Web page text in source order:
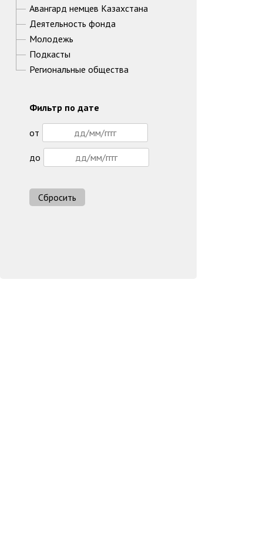
Авангард немцев Казахстана
Деятельность фонда
Молодежь
Подкасты
Региональные общества
Фильтр по дате
от
до
Сбросить